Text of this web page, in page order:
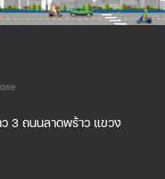
3 ถนนลาดพร้าว แขวง